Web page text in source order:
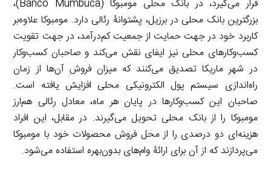
قرار می‌گیرد، در بانک محلی مومبوکا (Banco Mumbuca)،
بزرگترین بانک محلی در برزیل، پشتوانۀ رئالی دارد. مومبوکا علاوه‌بر
کاربرد خود در جهت حمایت از جمعیت کم‌درآمد، در جهت تقویت
کسب‌وکارهای محلی نیز ایفای نقش می‌کند و صاحبان کسب‌وکار
در شهر ماریکا تصدیق می‌کنند که میزان فروش آن‌ها از زمان
راه‌اندازی سیستم پول الکترونیکی محلی افزایش یافته است.
صاحبان این کسب‌وکارها در پایان هر ماه، معادل رئالی هم‌ارز
مومبوکا را از بانک محلی تحویل می‌گیرند. در مقابل، این افراد
هزینه‌ای دو درصدی را از محل فروش محصولات خود با مومبوکا
می‌پردازند که از آن برای ارائۀ وام‌های بدون‌بهره استفاده می‌شود.